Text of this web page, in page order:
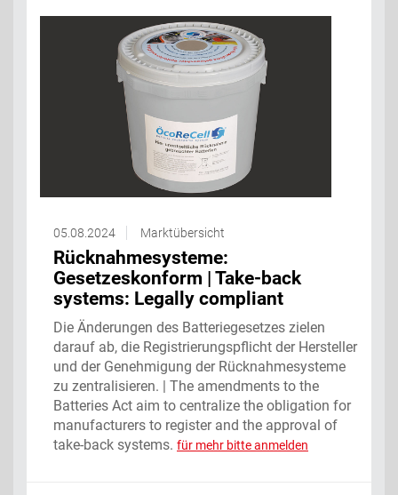
05.08.2024 Marktübersicht
Rücknahmesysteme:
Gesetzeskonform | Take-back
systems: Legally compliant
Die Änderungen des Batteriegesetzes zielen
darauf ab, die Registrierungspflicht der Hersteller
und der Genehmigung der Rücknahmesysteme
zu zentralisieren. | The amendments to the
Batteries Act aim to centralize the obligation for
manufacturers to register and the approval of
take-back systems. für mehr bitte anmelden